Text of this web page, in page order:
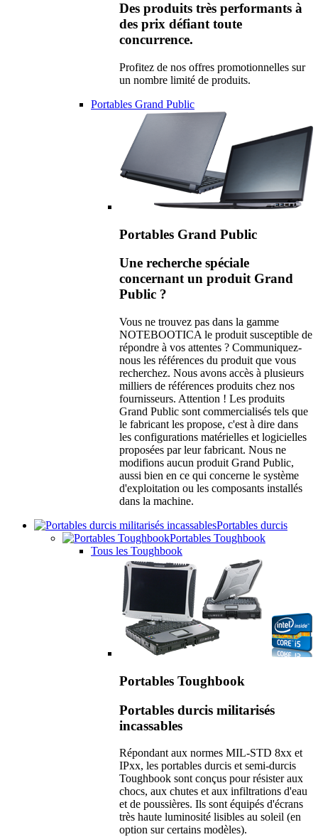
Des produits très performants à
des prix défiant toute
concurrence.
Profitez de nos offres promotionnelles sur
un nombre limité de produits.
Portables Grand Public
Portables Grand Public
Une recherche spéciale
concernant un produit Grand
Public ?
Vous ne trouvez pas dans la gamme
NOTEBOOTICA le produit susceptible de
répondre à vos attentes ? Communiquez-
nous les références du produit que vous
recherchez. Nous avons accès à plusieurs
milliers de références produits chez nos
fournisseurs. Attention ! Les produits
Grand Public sont commercialisés tels que
le fabricant les propose, c'est à dire dans
les configurations matérielles et logicielles
proposées par leur fabricant. Nous ne
modifions aucun produit Grand Public,
aussi bien en ce qui concerne le système
d'exploitation ou les composants installés
dans la machine.
Portables durcis
Portables Toughbook
Tous les Toughbook
Portables Toughbook
Portables durcis militarisés
incassables
Répondant aux normes MIL-STD 8xx et
IPxx, les portables durcis et semi-durcis
Toughbook sont conçus pour résister aux
chocs, aux chutes et aux infiltrations d'eau
et de poussières. Ils sont équipés d'écrans
très haute luminosité lisibles au soleil (en
option sur certains modèles).